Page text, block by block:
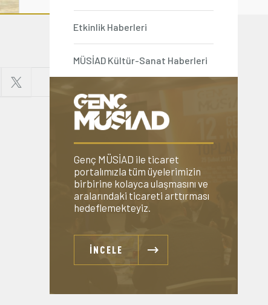
Etkinlik Haberleri
MÜSİAD Kültür-Sanat Haberleri
Genç MÜSİAD ile ticaret
portalımızla tüm üyelerimizin
birbirine kolayca ulaşmasını ve
aralarındaki ticareti arttırması
hedeflemekteyiz.
İNCELE